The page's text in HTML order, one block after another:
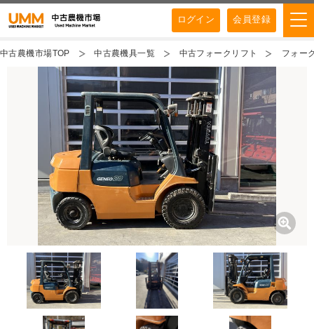
ログイン 会員登録
中古農機市場TOP 中古農機具一覧 中古フォークリフト フォー